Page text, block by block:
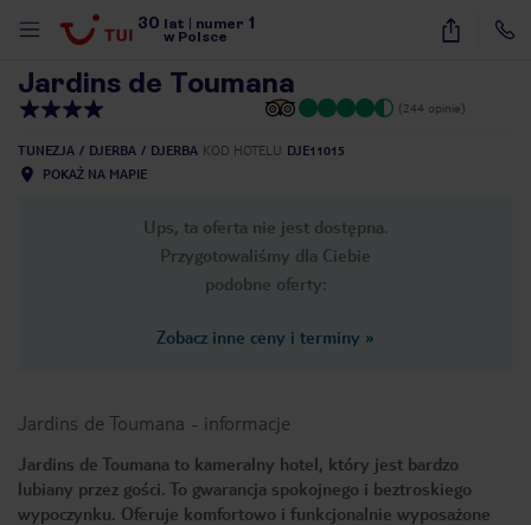
30 lat numer 1
w Polsce
27
Jardins de Toumana
(244 opinie)
TUNEZJA DJERBA DJERBA KOD HOTELU DJE11015
POKAŻ NA MAPIE
Ups, ta oferta nie jest dostępna.
Przygotowaliśmy dla Ciebie
podobne oferty:
Zobacz inne ceny i terminy »
Jardins de Toumana - informacje
Jardins de Toumana to kameralny hotel, który jest bardzo
lubiany przez gości. To gwarancja spokojnego i beztroskiego
wypoczynku. Oferuje komfortowo i funkcjonalnie wyposażone